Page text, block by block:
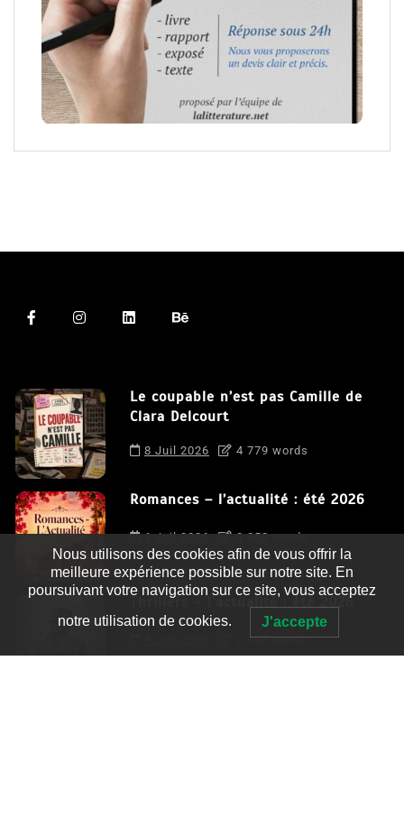
Le coupable n’est pas Camille de
Clara Delcourt
8 Juil 2026 4 779 words
Romances – l’actualité : été 2026
6 Juil 2026 3 052 words
Thrillers – l’actualité : été 2026
2 995 words
Nous utilisons des cookies afin de vous offrir la
meilleure expérience possible sur notre site. En
poursuivant votre navigation sur ce site, vous acceptez
notre utilisation de cookies. J'accepte